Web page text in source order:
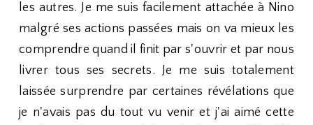
les autres. Je me suis facilement attachée à Nino
malgré ses actions passées mais on va mieux les
comprendre quand il finit par s'ouvrir et par nous
livrer tous ses secrets. Je me suis totalement
laissée surprendre par certaines révélations que
je n'avais pas du tout vu venir et j'ai aimé cette